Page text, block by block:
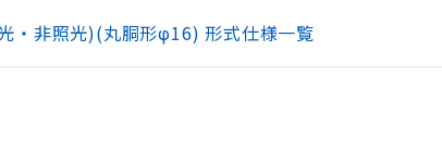
・非照光)(丸胴形φ16) 形式仕様一覧